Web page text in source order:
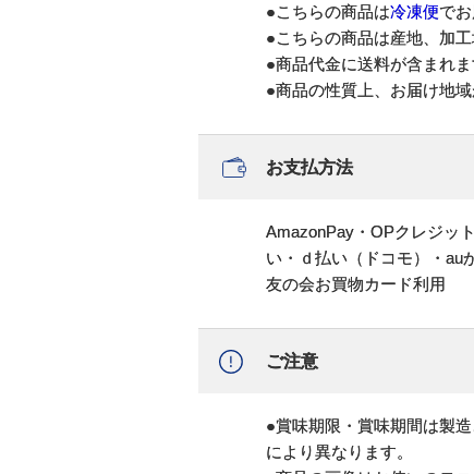
●こちらの商品は冷凍便でお
●こちらの商品は産地、加
●商品代金に送料が含まれ
●商品の性質上、お届け地
お支払方法
AmazonPay・OPクレジッ
い・ｄ払い（ドコモ）・au
友の会お買物カード利用
ご注意
●賞味期限・賞味期間は製
により異なります。